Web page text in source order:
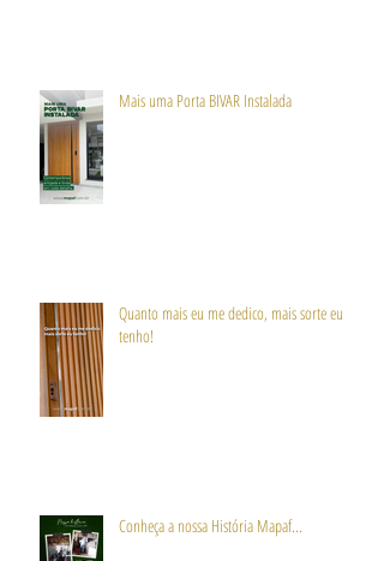
Mais uma Porta BIVAR Instalada
Quanto mais eu me dedico, mais sorte eu
tenho!
Conheça a nossa História Mapaf...